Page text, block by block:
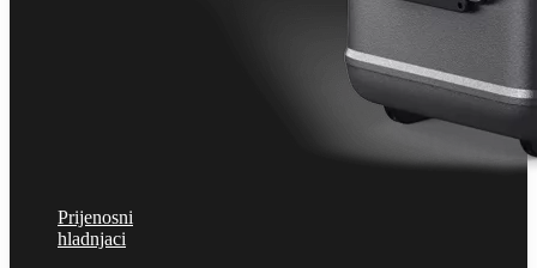
Prijenosni
hladnjaci